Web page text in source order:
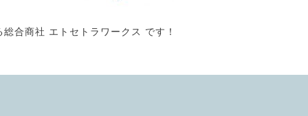
合商社 エトセトラワークス です！